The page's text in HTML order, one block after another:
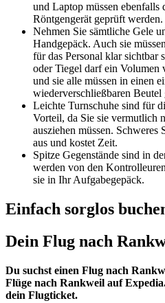
und Laptop müssen
Röntgengerät geprüft werden.
Nehmen Sie sämtliche Gele
Handgepäck. Auch sie
für das Personal klar sichtbar
oder Tiegel darf ein
und sie alle müssen in einen
wiederverschließbaren Beutel
Leichte Turnschuhe sind für
Vorteil, da Sie sie vermutlich
ausziehen müssen.
aus und kostet Zeit.
Spitze Gegenstände sind in
werden von den
sie in Ihr Aufgabegepäck.
Einfach sorglos
Dein Flug nach
Du suchst einen Flug nach
Flüge nach Rankweil auf
dein Flugticket.